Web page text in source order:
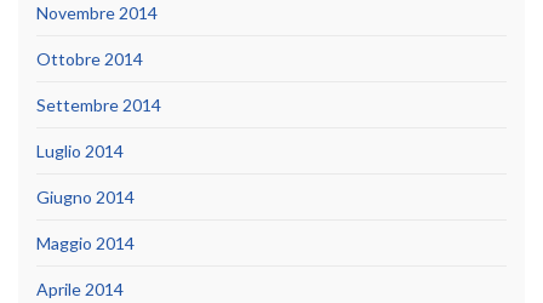
Novembre 2014
Ottobre 2014
Settembre 2014
Luglio 2014
Giugno 2014
Maggio 2014
Aprile 2014